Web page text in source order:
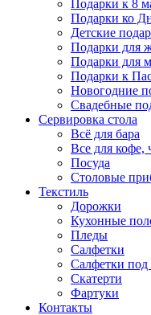
Подарки к 8
Подарки ко
Детские
Подарки для
Подарки для
Подарки к
Новогодние
Свадебные
Сервировка стола
Всё для бара
Все для кофе,
Посуда
Столовые
Текстиль
Дорожки
Кухонные
Пледы
Салфетки
Салфетки под
Скатерти
Фартуки
Контакты